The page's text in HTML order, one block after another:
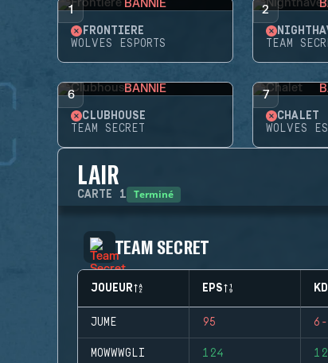
1 BANNIE
FRONTIÈRE
WOLVES ESPORTS
2
TEAM
6 BANNIE
CLUBHOUSE
TEAM SECRET
7
CHALET
WOLVES
LAIR
CARTE 1 Terminé
TEAM SECRET
JOUEUR EPS
JUME 95
MOWWWGLI 124